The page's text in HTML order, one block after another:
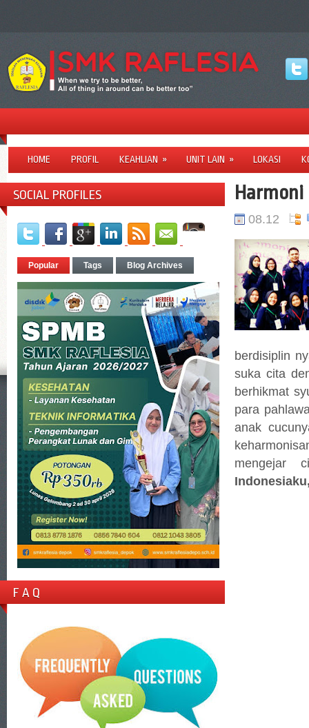
HOME PROFIL KEAHLIAN » UNIT LAIN » LOKASI
SOCIAL PROFILES
Popular Tags Blog Archives
F A Q
Harmoni
08.12
berdisiplin
suka cita
berhikmat
para
anak
mengejar